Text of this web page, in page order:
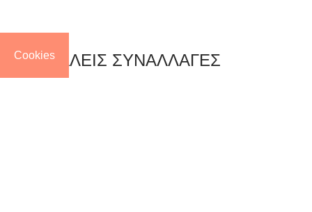
Cookies
ΑΣΦΑΛΕΙΣ ΣΥΝΑΛΛΑΓΕΣ